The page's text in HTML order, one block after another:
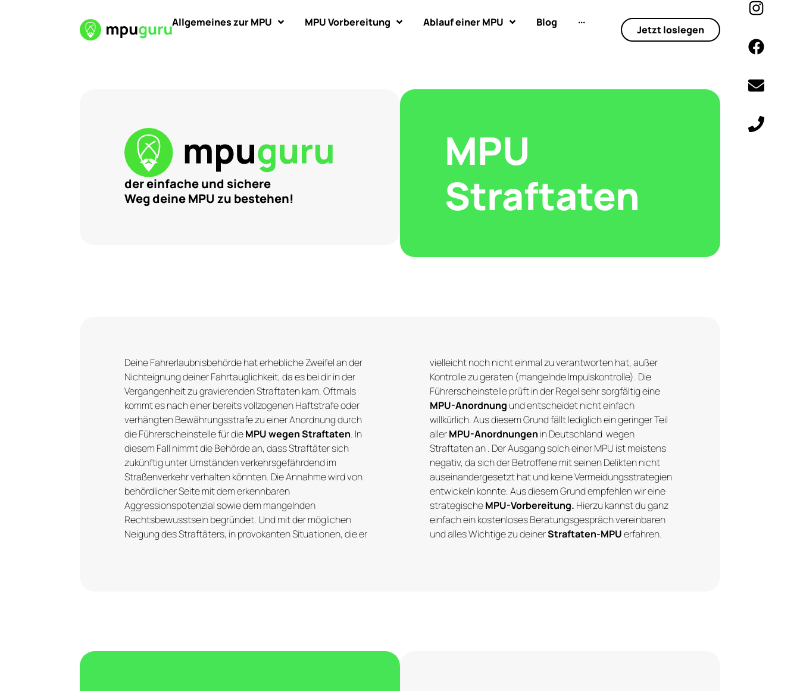
Allgemeines zur MPU MPU Vorbereitung Ablauf einer MPU Blog ···
Jetzt loslegen
der einfache und sichere
Weg deine MPU zu bestehen!
MPU
Straftaten
Deine Fahrerlaubnisbehörde hat erhebliche Zweifel an der
Nichteignung deiner Fahrtauglichkeit, da es bei dir in der
Vergangenheit zu gravierenden Straftaten kam. Oftmals
kommt es nach einer bereits vollzogenen Haftstrafe oder
verhängten Bewährungsstrafe zu einer Anordnung durch
die Führerscheinstelle für dieMPU wegen Straftaten. In
diesem Fall nimmt die Behörde an, dass Straftäter sich
zukünftig unter Umständen verkehrsgefährdend im
Straßenverkehr verhalten könnten. Die Annahme wird von
behördlicher Seite mit dem erkennbaren
Aggressionspotenzial sowie dem mangelnden
Rechtsbewusstsein begründet. Und mit der möglichen
Neigung des Straftäters, in provokanten Situationen, die er
vielleicht noch nicht einmal zu verantworten hat, außer
Kontrolle zu geraten (mangelnde Impulskontrolle). Die
Führerscheinstelle prüft in der Regel sehr sorgfältig eine
MPU-Anordnung und entscheidet nicht einfach
willkürlich. Aus diesem Grund fällt lediglich ein geringer Teil
allerMPU-Anordnungen in Deutschland wegen
Straftaten an . Der Ausgang solch einer MPU ist meistens
negativ, da sich der Betroffene mit seinen Delikten nicht
auseinandergesetzt hat und keine Vermeidungsstrategien
entwickeln konnte. Aus diesem Grund empfehlen wir eine
strategischeMPU-Vorbereitung. Hierzu kannst du ganz
einfach ein kostenloses Beratungsgespräch vereinbaren
und alles Wichtige zu deinerStraftaten-MPUerfahren.